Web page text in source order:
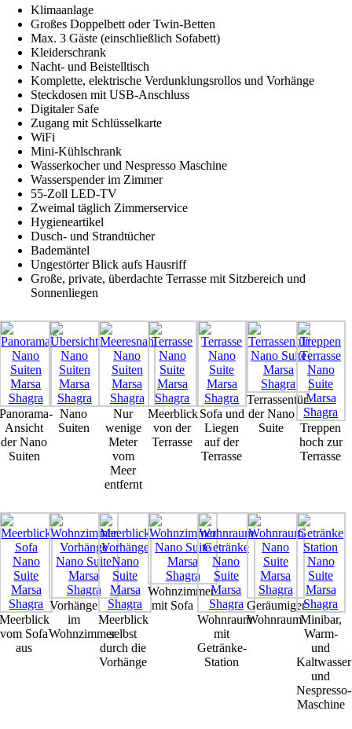
Klimaanlage
Großes Doppelbett oder Twin-Betten
Max. 3 Gäste (einschließlich Sofabett)
Kleiderschrank
Nacht- und Beistelltisch
Komplette, elektrische Verdunklungsrollos und Vorhänge
Steckdosen mit USB-Anschluss
Digitaler Safe
Zugang mit Schlüsselkarte
WiFi
Mini-Kühlschrank
Wasserkocher und Nespresso Maschine
Wasserspender im Zimmer
55-Zoll LED-TV
Zweimal täglich Zimmerservice
Hygieneartikel
Dusch- und Strandtücher
Bademäntel
Ungestörter Blick aufs Hausriff
Große, private, überdachte Terrasse mit Sitzbereich und
Sonnenliegen
Panorama-
Ansicht
der Nano
Suiten
Nano
Suiten
Nur
wenige
Meter
vom
Meer
entfernt
Meerblick
von der
Terrasse
Sofa und
Liegen
auf der
Terrasse
Terrassentür
der Nano
Suite
Treppen
hoch zur
Terrasse
Meerblick
vom Sofa
aus
Vorhänge
im
Wohnzimmer
Meerblick
selbst
durch die
Vorhänge
Wohnzimmer
mit Sofa
Wohnraum
mit
Getränke-
Station
Geräumiger
WohnraumMinibar,
Warm-
und
Kaltwasser
und
Nespresso-
Maschine